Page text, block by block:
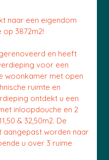
naar een eigendom
3872m2!
en heeft
voor een
woonkamer met open
ruimte en
ontdekt u een
inloopdouche en 2
& 32,50m2. De
worden naar
u over 3 ruime